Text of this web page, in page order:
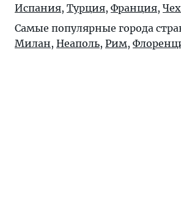
Испания, Турция, Франция,
Самые популярные города
Милан, Неаполь, Рим,